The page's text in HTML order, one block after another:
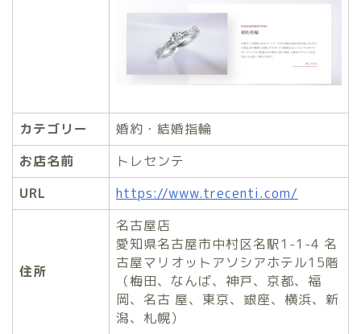
カテゴリー
婚約・結婚指輪
お店名前
トレセンテ
URL
https://www.trecenti.com/
住所
名古屋店
愛知県名古屋市中村区名駅1-1-4 名
古屋マリオットアソシアホテル15階
（梅田、なんば、神戸、京都、福
岡、名古 屋、東京、銀座、横浜、新
潟、札幌）